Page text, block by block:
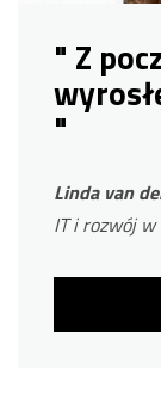
" Z
"
Linda van
IT i rozwój w